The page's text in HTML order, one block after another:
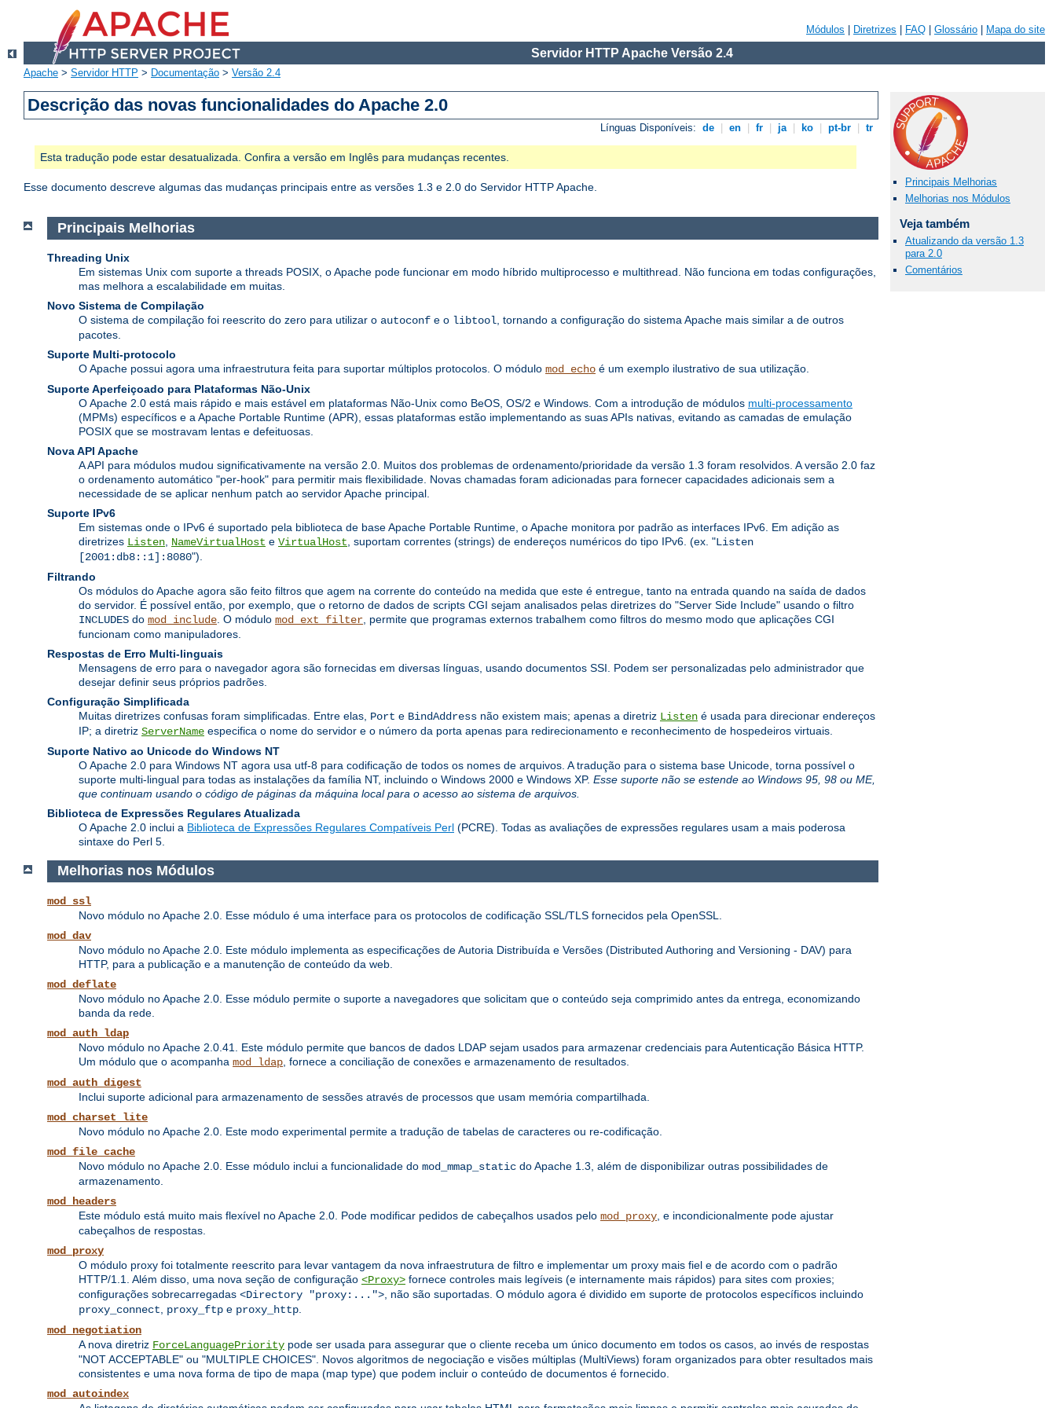
Módulos Diretrizes FAQ Glossário Mapa do site
Servidor HTTP Apache Versão 2.4
Apache > Servidor HTTP > Documentação > Versão 2.4
Descrição das novas funcionalidades do Apache 2.0
Línguas Disponíveis: de en fr ja ko pt-br tr
Esta tradução pode estar desatualizada. Confira a versão em Inglês para mudanças recentes.
Esse documento descreve algumas das mudanças principais entre as versões 1.3 e 2.0 do Servidor HTTP Apache.
Principais Melhorias
Melhorias nos Módulos
Veja também
Atualizando da versão 1.3
para 2.0
Comentários
Principais Melhorias
Threading Unix
Em sistemas Unix com suporte a threads POSIX, o Apache pode funcionar em modo híbrido multiprocesso e multithread. Não funciona em todas configurações,
mas melhora a escalabilidade em muitas.
Novo Sistema de Compilação
O sistema de compilação foi reescrito do zero para utilizar o autoconf e o libtool , tornando a configuração do sistema Apache mais similar a de outros
pacotes.
Suporte Multi-protocolo
O Apache possui agora uma infraestrutura feita para suportar múltiplos protocolos. O módulo mod_echo é um exemplo ilustrativo de sua utilização.
Suporte Aperfeiçoado para Plataformas Não-Unix
O Apache 2.0 está mais rápido e mais estável em plataformas Não-Unix como BeOS, OS/2 e Windows. Com a introdução de módulos multi-processamento
(MPMs) específicos e a Apache Portable Runtime (APR), essas plataformas estão implementando as suas APIs nativas, evitando as camadas de emulação
POSIX que se mostravam lentas e defeituosas.
Nova API Apache
A API para módulos mudou significativamente na versão 2.0. Muitos dos problemas de ordenamento/prioridade da versão 1.3 foram resolvidos. A versão 2.0 faz
o ordenamento automático "per-hook" para permitir mais flexibilidade. Novas chamadas foram adicionadas para fornecer capacidades adicionais sem a
necessidade de se aplicar nenhum patch ao servidor Apache principal.
Suporte IPv6
Em sistemas onde o IPv6 é suportado pela biblioteca de base Apache Portable Runtime, o Apache monitora por padrão as interfaces IPv6. Em adição as
diretrizes Listen NameVirtualHost e VirtualHost , suportam correntes (strings) de endereços numéricos do tipo IPv6. (ex. "Listen
[2001:db8::1]:8080").
Filtrando
Os módulos do Apache agora são feito filtros que agem na corrente do conteúdo na medida que este é entregue, tanto na entrada quando na saída de dados
do servidor. É possível então, por exemplo, que o retorno de dados de scripts CGI sejam analisados pelas diretrizes do "Server Side Include" usando o filtro
INCLUDES do mod_include . O módulo mod_ext_filter , permite que programas externos trabalhem como filtros do mesmo modo que aplicações CGI
funcionam como manipuladores.
Respostas de Erro Multi-linguais
Mensagens de erro para o navegador agora são fornecidas em diversas línguas, usando documentos SSI. Podem ser personalizadas pelo administrador que
desejar definir seus próprios padrões.
Configuração Simplificada
Muitas diretrizes confusas foram simplificadas. Entre elas, Port e BindAddress não existem mais; apenas a diretriz Listen é usada para direcionar endereços
IP; a diretriz ServerName especifica o nome do servidor e o número da porta apenas para redirecionamento e reconhecimento de hospedeiros virtuais.
Suporte Nativo ao Unicode do Windows NT
O Apache 2.0 para Windows NT agora usa utf-8 para codificação de todos os nomes de arquivos. A tradução para o sistema base Unicode, torna possível o
suporte multi-lingual para todas as instalações da família NT, incluindo o Windows 2000 e Windows XP. Esse suporte não se estende ao Windows 95, 98 ou ME,
que continuam usando o código de páginas da máquina local para o acesso ao sistema de arquivos.
Biblioteca de Expressões Regulares Atualizada
O Apache 2.0 inclui a Biblioteca de Expressões Regulares Compatíveis Perl (PCRE). Todas as avaliações de expressões regulares usam a mais poderosa
sintaxe do Perl 5.
Melhorias nos Módulos
mod_ssl
Novo módulo no Apache 2.0. Esse módulo é uma interface para os protocolos de codificação SSL/TLS fornecidos pela OpenSSL.
mod_dav
Novo módulo no Apache 2.0. Este módulo implementa as especificações de Autoria Distribuída e Versões (Distributed Authoring and Versioning - DAV) para
HTTP, para a publicação e a manutenção de conteúdo da web.
mod_deflate
Novo módulo no Apache 2.0. Esse módulo permite o suporte a navegadores que solicitam que o conteúdo seja comprimido antes da entrega, economizando
banda da rede.
mod_auth_ldap
Novo módulo no Apache 2.0.41. Este módulo permite que bancos de dados LDAP sejam usados para armazenar credenciais para Autenticação Básica HTTP.
Um módulo que o acompanha mod_ldap , fornece a conciliação de conexões e armazenamento de resultados.
mod_auth_digest
Inclui suporte adicional para armazenamento de sessões através de processos que usam memória compartilhada.
mod_charset_lite
Novo módulo no Apache 2.0. Este modo experimental permite a tradução de tabelas de caracteres ou re-codificação.
mod_file_cache
Novo módulo no Apache 2.0. Esse módulo inclui a funcionalidade do mod_mmap_static do Apache 1.3, além de disponibilizar outras possibilidades de
armazenamento.
mod_headers
Este módulo está muito mais flexível no Apache 2.0. Pode modificar pedidos de cabeçalhos usados pelo mod_proxy , e incondicionalmente pode ajustar
cabeçalhos de respostas.
mod_proxy
O módulo proxy foi totalmente reescrito para levar vantagem da nova infraestrutura de filtro e implementar um proxy mais fiel e de acordo com o padrão
HTTP/1.1. Além disso, uma nova seção de configuração <Proxy> fornece controles mais legíveis (e internamente mais rápidos) para sites com proxies;
configurações sobrecarregadas <Directory "proxy:..."> , não são suportadas. O módulo agora é dividido em suporte de protocolos específicos incluindo
proxy_connect
proxy_ftp e proxy_http
mod_negotiation
A nova diretriz ForceLanguagePriority pode ser usada para assegurar que o cliente receba um único documento em todos os casos, ao invés de respostas
"NOT ACCEPTABLE" ou "MULTIPLE CHOICES". Novos algoritmos de negociação e visões múltiplas (MultiViews) foram organizados para obter resultados mais
consistentes e uma nova forma de tipo de mapa (map type) que podem incluir o conteúdo de documentos é fornecido.
mod_autoindex